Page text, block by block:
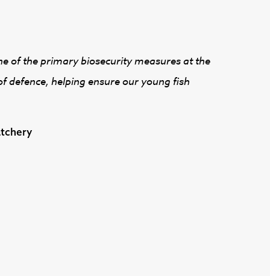
of the primary biosecurity measures at the
defence, helping ensure our young fish